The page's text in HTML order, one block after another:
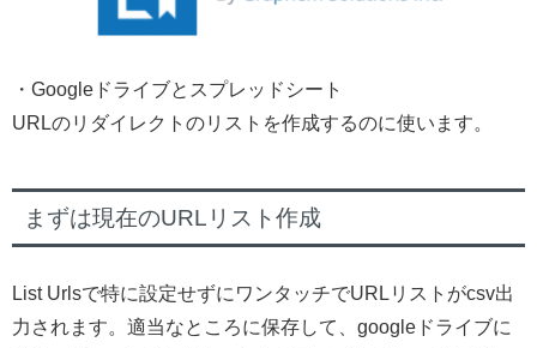
・Googleドライブとスプレッドシート
URLのリダイレクトのリストを作成するのに使います。
まずは現在のURLリスト作成
List Urlsで特に設定せずにワンタッチでURLリストがcsv出
力されます。適当なところに保存して、googleドライブに